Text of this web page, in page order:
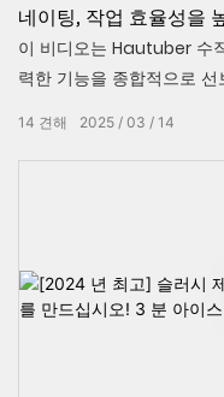
네이팅, 작업 효율성을
다!
이 비디오는 Hautuber 수
력한 기능을 종합적으로
니다. 이 비디오는
이팅 디자인 및 청소하기
2025 03 14
14 견해